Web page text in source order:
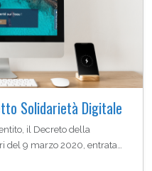
Solidarietà Digitale
il Decreto della
del 9 marzo 2020, entrata…